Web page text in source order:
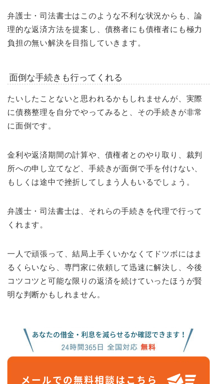
弁護士・司法書士はこのような不利な状況からも、論
理的な返済方法を提案し、債務者にも債権者にも極力
負担の無い解決を目指していきます。
面倒な手続きも行ってくれる
たいしたことないと思われるかもしれませんが、実際
に債務整理を自分でやってみると、その手続きが非常
に面倒です。
金利や返済期間の計算や、債権者とのやり取り、裁判
所への申し立てなど、手続きが面倒で手を付けない、
もしくは途中で挫折してしまう人もいるでしょう。
弁護士・司法書士は、それらの手続きを代理で行って
くれます。
一人で頑張って、結局上手くいかなくてドツボにはま
るくらいなら、専門家に依頼して迅速に解決し、今後
コツコツと可能な限りの返済を続けていったほうが賢
明な判断かもしれません。